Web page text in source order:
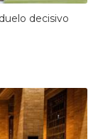
decisivo